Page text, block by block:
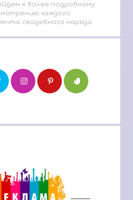
к более подробному
каждого
свадебного наряда.